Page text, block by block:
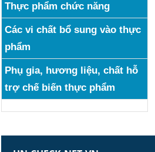
Thực phẩm chức năng
Các vi chất bổ sung vào thực
phẩm
Phụ gia, hương liệu, chất hỗ
trợ chế biến thực phẩm